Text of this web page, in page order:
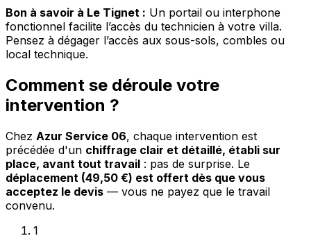
Bon à savoir à Le Tignet : Un portail ou interphone
fonctionnel facilite l’accès du technicien à votre villa.
Pensez à dégager l’accès aux sous-sols, combles ou
local technique.
Comment se déroule votre
intervention ?
Chez Azur Service 06, chaque intervention est
précédée d'un chiffrage clair et détaillé, établi sur
place, avant tout travail : pas de surprise. Le
déplacement (49,50 €) est offert dès que vous
acceptez le devis — vous ne payez que le travail
convenu.
1